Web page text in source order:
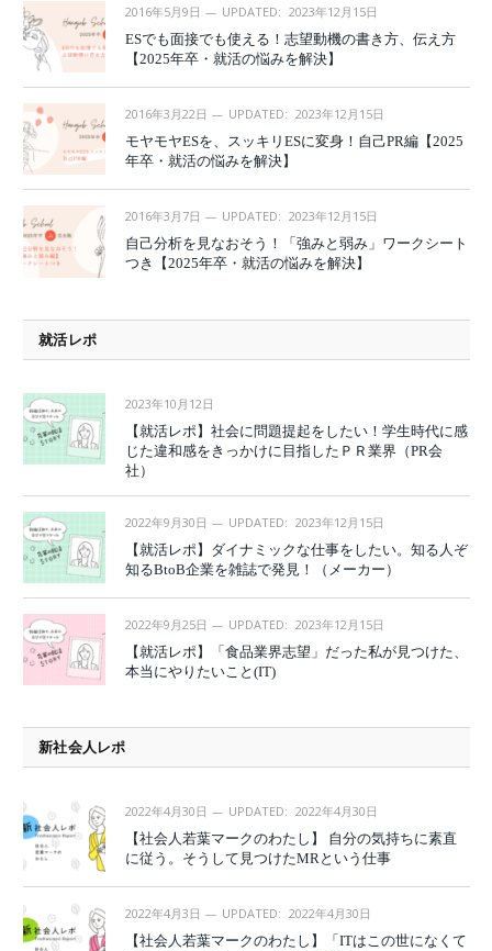
2016年5月9日 UPDATED: 2023年12月15日
ESでも面接でも使える！志望動機の書き方、伝え方
【2025年卒・就活の悩みを解決】
2016年3月22日 UPDATED: 2023年12月15日
モヤモヤESを、スッキリESに変身！自己PR編【2025
年卒・就活の悩みを解決】
2016年3月7日 UPDATED: 2023年12月15日
自己分析を見なおそう！「強みと弱み」ワークシート
つき【2025年卒・就活の悩みを解決】
就活レポ
2023年10月12日
【就活レポ】社会に問題提起をしたい！学生時代に感
じた違和感をきっかけに目指したＰＲ業界（PR会
社）
2022年9月30日 UPDATED: 2023年12月15日
【就活レポ】ダイナミックな仕事をしたい。知る人ぞ
知るBtoB企業を雑誌で発見！（メーカー）
2022年9月25日 UPDATED: 2023年12月15日
【就活レポ】「食品業界志望」だった私が見つけた、
本当にやりたいこと(IT)
新社会人レポ
2022年4月30日 UPDATED: 2022年4月30日
【社会人若葉マークのわたし】 自分の気持ちに素直
に従う。そうして見つけたMRという仕事
2022年4月3日 UPDATED: 2022年4月30日
【社会人若葉マークのわたし】「ITはこの世になくて